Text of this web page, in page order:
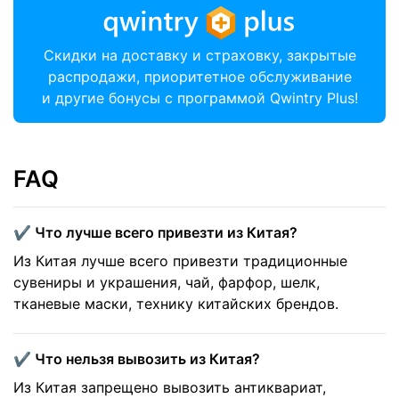
Скидки на доставку и страховку, закрытые
распродажи, приоритетное обслуживание
и другие бонусы с программой Qwintry Plus!
FAQ
✔️ Что лучше всего привезти из Китая?
Из Китая лучше всего привезти традиционные
сувениры и украшения, чай, фарфор, шелк,
тканевые маски, технику китайских брендов.
✔️ Что нельзя вывозить из Китая?
Из Китая запрещено вывозить антиквариат,